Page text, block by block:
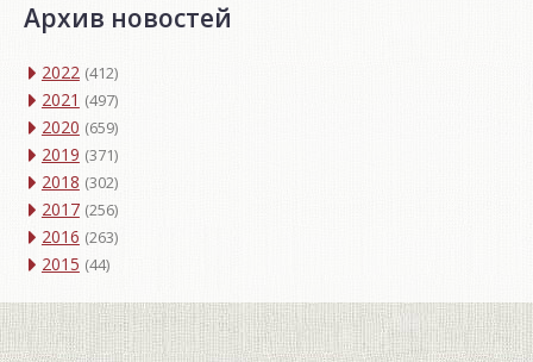
Архив новостей
2022 (412)
2021 (497)
2020 (659)
2019 (371)
2018 (302)
2017 (256)
2016 (263)
2015 (44)